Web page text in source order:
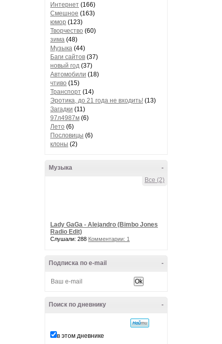
Интернет (166)
Смешное (163)
юмор (123)
Творчество (60)
зима (48)
Музыка (44)
Баги сайтов (37)
новый год (37)
Автомобили (18)
чтиво (15)
Транспорт (14)
Эротика, до 21 года не входить! (13)
Загадки (11)
97л4987м (6)
Лето (6)
Пословицы (6)
клоны (2)
-
Музыка
Все (2)
Lady GaGa - Alejandro (Bimbo Jones
Radio Edit)
Слушали: 288 Комментарии: 1
-
Подписка по e-mail
-
Поиск по дневнику
в этом дневнике